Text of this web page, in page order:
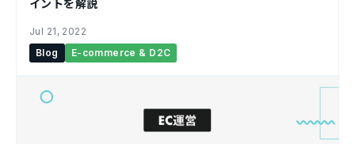
Blog E-commerce & D2C
Jul 21, 2022
イントを解説￼